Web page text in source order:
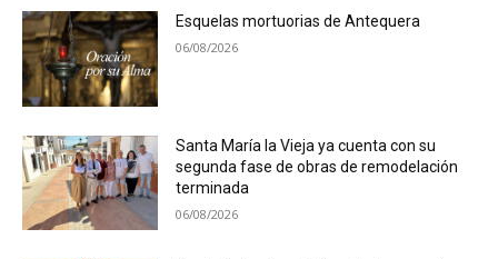
Esquelas mortuorias de Antequera
06/08/2026
Santa María la Vieja ya cuenta con su
segunda fase de obras de remodelación
terminada
06/08/2026